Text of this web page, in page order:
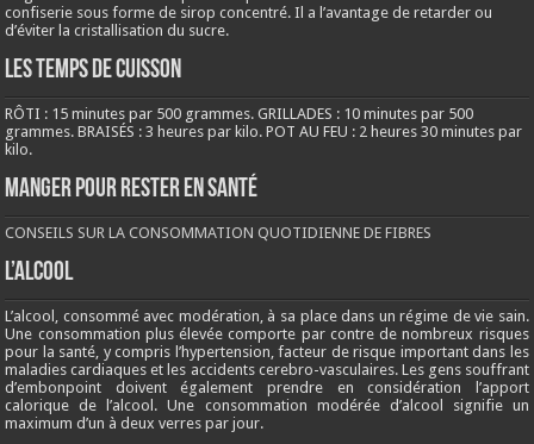
confiserie sous forme de sirop concentré. Il a l’avantage de retarder ou
d’éviter la cristallisation du sucre.
LES TEMPS DE CUISSON
RÔTI : 15 minutes par 500 grammes. GRILLADES : 10 minutes par 500
grammes. BRAISÉS : 3 heures par kilo. POT AU FEU : 2 heures 30 minutes par
kilo.
Manger pour rester en santé
CONSEILS SUR LA CONSOMMATION QUOTIDIENNE DE FIBRES
L’ALCOOL
L’alcool, consommé avec modération, à sa place dans un régime de vie sain.
Une consommation plus élevée comporte par contre de nombreux risques
pour la santé, y compris l’hypertension, facteur de risque important dans les
maladies cardiaques et les accidents cerebro-vasculaires. Les gens souffrant
d’embonpoint doivent également prendre en considération l’apport
calorique de l’alcool. Une consommation modérée d’alcool signifie un
maximum d’un à deux verres par jour.